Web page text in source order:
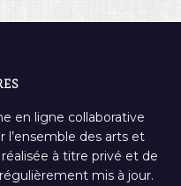
en ligne collaborative
l’ensemble des arts et
à titre privé et de
mis à jour.